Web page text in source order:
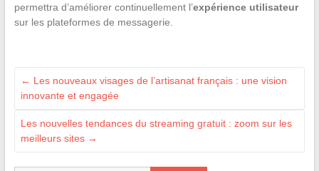
permettra d’améliorer continuellement l’expérience utilisateur
sur les plateformes de messagerie.
← Les nouveaux visages de l’artisanat français : une vision
innovante et engagée
Les nouvelles tendances du streaming gratuit : zoom sur les
meilleurs sites →